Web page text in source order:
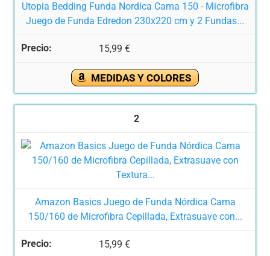
Utopia Bedding Funda Nordica Cama 150 - Microfibra
Juego de Funda Edredon 230x220 cm y 2 Fundas...
15,99 €
MEDIDAS Y COLORES
2
Amazon Basics Juego de Funda Nórdica Cama
150/160 de Microfibra Cepillada, Extrasuave con...
15,99 €